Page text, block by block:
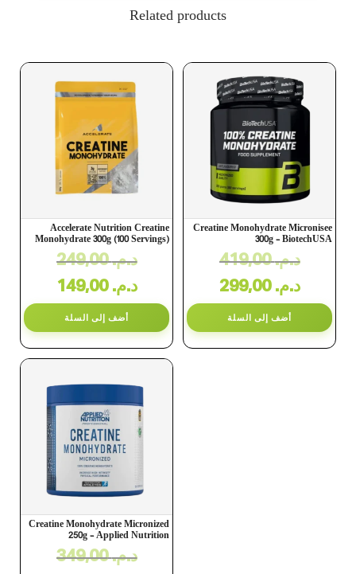
Related products
Accelerate Nutrition Creatine
Monohydrate 300g (100 Servings)
د.م.249,00
د.م. 149,00
أضف إلى السلة
Creatine Monohydrate Micronisee
300g – BiotechUSA
د.م.419,00
د.م. 299,00
أضف إلى السلة
Creatine Monohydrate Micronized
250g – Applied Nutrition
د.م.349,00